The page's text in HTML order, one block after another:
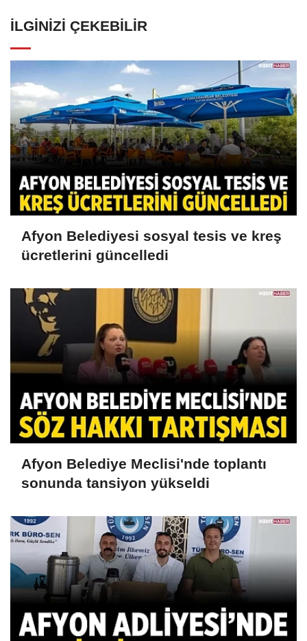
İLGINIZI ÇEKEBILIR
Afyon Belediyesi sosyal tesis ve kreş
ücretlerini güncelledi
Afyon Belediye Meclisi'nde toplantı
sonunda tansiyon yükseldi